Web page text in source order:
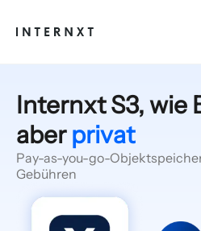
Internxt S3, wie
aberprivat
Pay-as-you-go-
Gebühren